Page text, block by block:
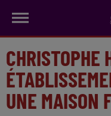
CHRISTOPHE
UNE MAISON